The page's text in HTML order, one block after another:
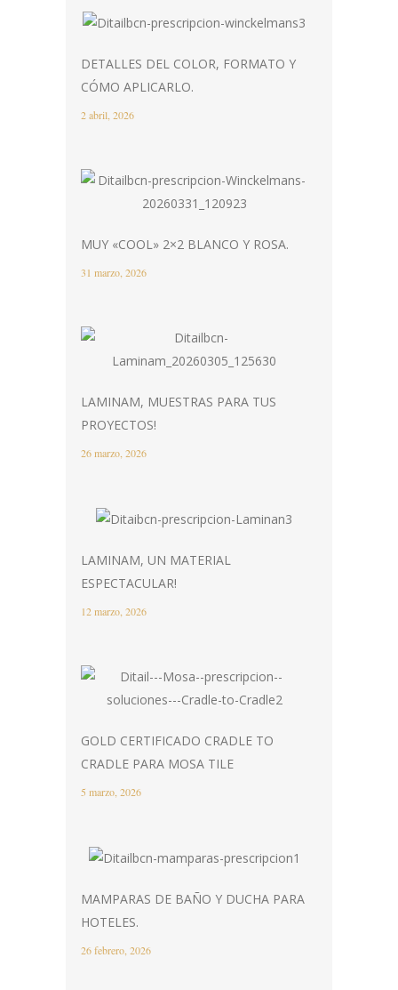
DETALLES DEL COLOR, FORMATO Y
CÓMO APLICARLO.
2 abril, 2026
MUY «COOL» 2×2 BLANCO Y ROSA.
31 marzo, 2026
LAMINAM, MUESTRAS PARA TUS
PROYECTOS!
26 marzo, 2026
LAMINAM, UN MATERIAL
ESPECTACULAR!
12 marzo, 2026
GOLD CERTIFICADO CRADLE TO
CRADLE PARA MOSA TILE
5 marzo, 2026
MAMPARAS DE BAÑO Y DUCHA PARA
HOTELES.
26 febrero, 2026